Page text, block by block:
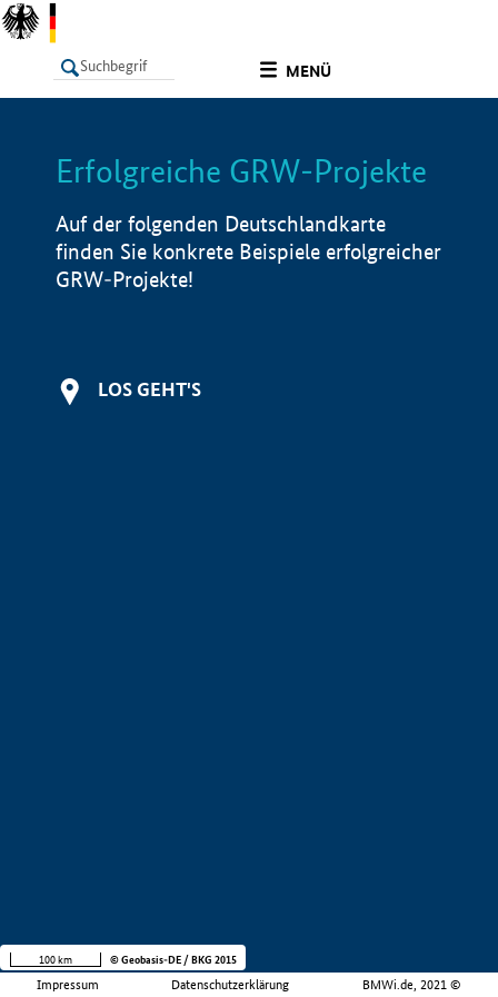
MENÜ
LISTE Info
Erfolgreiche GRW-Projekte
Auf der folgenden Deutschlandkarte
finden Sie konkrete Beispiele erfolgreicher
GRW-Projekte!
LOS GEHT'S
Impressum Datenschutzerklärung BMWi.de, 2021 ©
100 km © Geobasis-DE / BKG 2015